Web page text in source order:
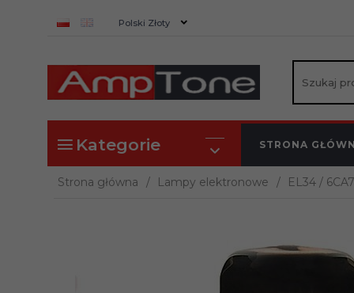
currency_h
Polski Złoty
Kategorie STRONA
Strona główna Lampy elektronowe EL34 / 6CA7